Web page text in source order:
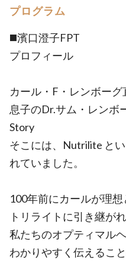
プログラム
◼️濱口澄子FPT
プロフィール
カール・F・レンボーグ
息子のDr.サム・レンボ
Story
そこには、Nutrilite と
れていました。
100年前にカールが理
トリライトに引き継がれ
私たちのオプティマル
わかりやすく伝えるこ